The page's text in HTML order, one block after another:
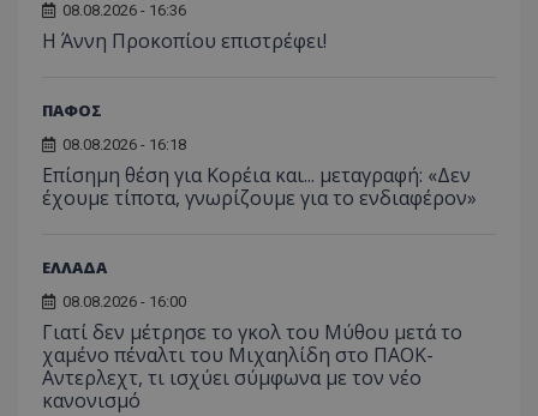
08.08.2026 - 16:36
Η Άννη Προκοπίου επιστρέφει!
ΠΑΦΟΣ
08.08.2026 - 16:18
Επίσημη θέση για Κορέια και... μεταγραφή: «Δεν
έχουμε τίποτα, γνωρίζουμε για το ενδιαφέρον»
ΕΛΛΑΔΑ
08.08.2026 - 16:00
Γιατί δεν μέτρησε το γκολ του Μύθου μετά το
χαμένο πέναλτι του Μιχαηλίδη στο ΠΑΟΚ-
Αντερλεχτ, τι ισχύει σύμφωνα με τον νέο
κανονισμό